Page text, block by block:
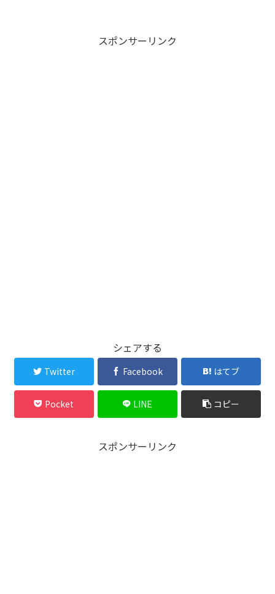
スポンサーリンク
シェアする
Twitter Facebook はてブ
Pocket LINE コピー
スポンサーリンク